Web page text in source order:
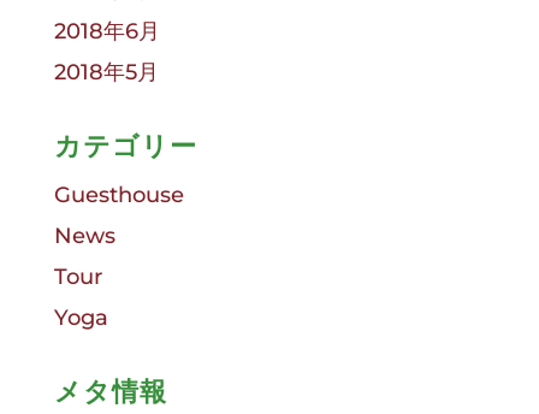
2018年6月
2018年5月
カテゴリー
Guesthouse
News
Tour
Yoga
メタ情報